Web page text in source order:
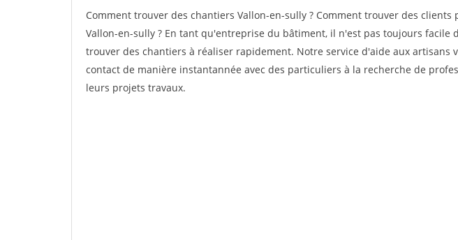
Comment trouver des chantiers Vallon-en-sully ? Comment trouver des clients
Vallon-en-sully ? En tant qu'entreprise du bâtiment, il n'est pas toujours facile
trouver des chantiers à réaliser rapidement. Notre service d'aide aux artisans
contact de manière instantannée avec des particuliers à la recherche de
leurs projets travaux.